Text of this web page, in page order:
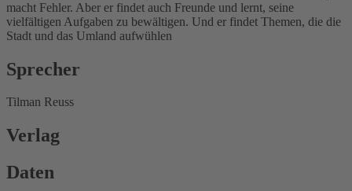
macht Fehler. Aber er findet auch Freunde und lernt, seine
vielfältigen Aufgaben zu bewältigen. Und er findet Themen, die die
Stadt und das Umland aufwühlen
Sprecher
Tilman Reuss
Verlag
Daten